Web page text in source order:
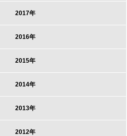
2017年
2016年
2015年
2014年
2013年
2012年